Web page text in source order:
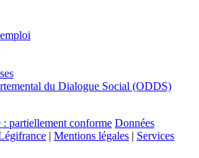
du Dialogue Social (ODDS)
: partiellement conforme Données
| Mentions légales | Services